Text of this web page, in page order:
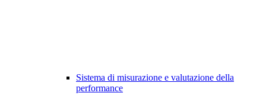
Sistema di misurazione e valutazione della
performance